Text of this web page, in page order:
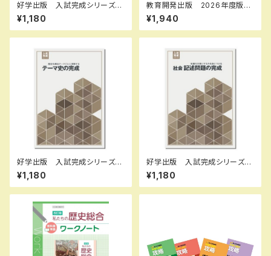
好学出版 入試完成シリーズ
理科 計算問題の解き方 202
6年度版 新品完全セット ISB
N：B0D3B7N5ZH ISBN-1
-975-085
¥1,180
教育開発出版 2026年度版
ピラミッド 社会 小5，6 各
学年（選択ください） 問題集本
体と別冊解答つき 新品完全セ
¥1,940
好学出版 入試完成シリーズ
テーマ史の完成 2026年度
版 新品完全セット ISBN：B0
CRNQP8PZ ISBN-10：B0C
¥1,180
好学出版 入試完成シリーズ
社会 記述問題の完成 2026
年度版 新品完全セット ISB
N：B0D3B7Q6LL ISBN-10：
¥1,180